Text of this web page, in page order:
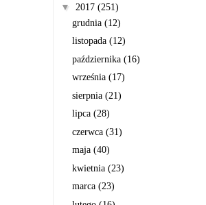
▼ 2017 (251)
grudnia (12)
listopada (12)
października (16)
września (17)
sierpnia (21)
lipca (28)
czerwca (31)
maja (40)
kwietnia (23)
marca (23)